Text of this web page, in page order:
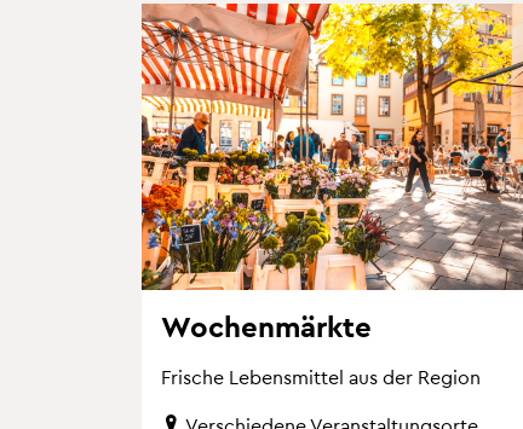
Wo­chen­märk­te
Fri­sche Le­bens­mit­tel aus der Re­gi­on